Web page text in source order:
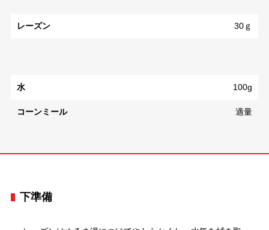
レーズン 30ｇ
水 100g
コーンミール 適量
下準備